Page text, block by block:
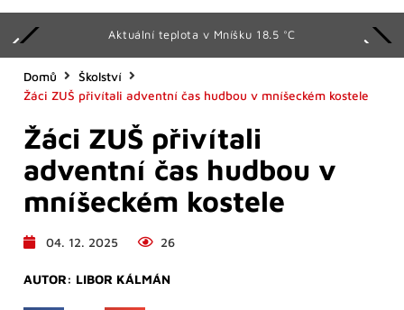
Aktuální teplota v Mníšku 18.5 °C
Domů
Školství
Žáci ZUŠ přivítali adventní čas hudbou v mníšeckém kostele
Žáci ZUŠ přivítali
adventní čas hudbou v
mníšeckém kostele
04. 12. 2025 26
AUTOR: LIBOR KÁLMÁN